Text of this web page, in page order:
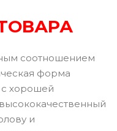
соотношением
форма
хорошей
и